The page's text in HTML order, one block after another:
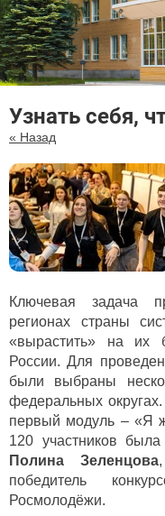
Узнать себя,
« Назад
Ключевая задача
регионах страны
«вырастить» на их
России. Для
были выбраны
федеральных
первый модуль – «Я
120 участников была
Полина Зеленцова
победитель
Росмолодёжи.